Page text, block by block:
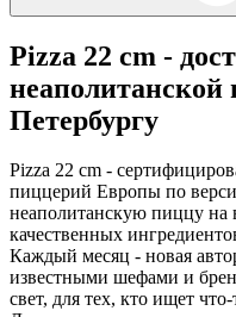
Pizza 22 cm -
Петербургу
Pizza 22 cm -
пиццерий Европы по
неаполитанскую пиццу на
качественных
Каждый месяц - новая
известными шефами и
свет, для тех, кто ищет